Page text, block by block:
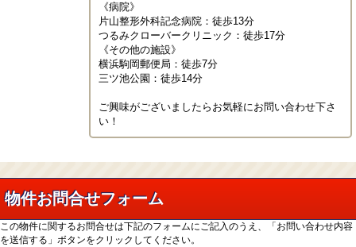
《病院》
片山整形外科記念病院：徒歩13分
つるみクローバークリニック：徒歩17分
《その他の施設》
横浜駒岡郵便局：徒歩7分
三ツ池公園：徒歩14分
ご興味がございましたらお気軽にお問い合わせ下さ
い！
物件お問合せフォーム
この物件に関するお問合せは下記のフォームにご記入のうえ、「お問い合わせ内容
を送信する」ボタンをクリックしてください。